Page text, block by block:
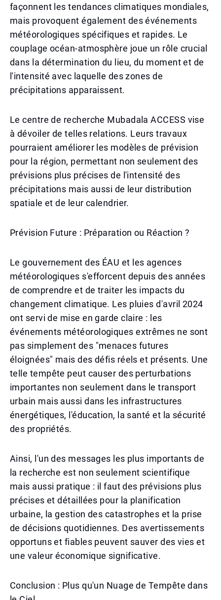
façonnent les tendances climatiques mondiales,
mais provoquent également des événements
météorologiques spécifiques et rapides. Le
couplage océan-atmosphère joue un rôle crucial
dans la détermination du lieu, du moment et de
l'intensité avec laquelle des zones de
précipitations apparaissent.
Le centre de recherche Mubadala ACCESS vise
à dévoiler de telles relations. Leurs travaux
pourraient améliorer les modèles de prévision
pour la région, permettant non seulement des
prévisions plus précises de l'intensité des
précipitations mais aussi de leur distribution
spatiale et de leur calendrier.
Prévision Future : Préparation ou Réaction ?
Le gouvernement des ÉAU et les agences
météorologiques s'efforcent depuis des années
de comprendre et de traiter les impacts du
changement climatique. Les pluies d'avril 2024
ont servi de mise en garde claire : les
événements météorologiques extrêmes ne sont
pas simplement des "menaces futures
éloignées" mais des défis réels et présents. Une
telle tempête peut causer des perturbations
importantes non seulement dans le transport
urbain mais aussi dans les infrastructures
énergétiques, l'éducation, la santé et la sécurité
des propriétés.
Ainsi, l'un des messages les plus importants de
la recherche est non seulement scientifique
mais aussi pratique : il faut des prévisions plus
précises et détaillées pour la planification
urbaine, la gestion des catastrophes et la prise
de décisions quotidiennes. Des avertissements
opportuns et fiables peuvent sauver des vies et
une valeur économique significative.
Conclusion : Plus qu'un Nuage de Tempête dans